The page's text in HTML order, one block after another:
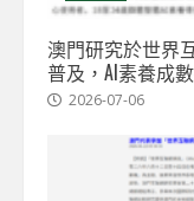
澳門研究於世界
普及，AI素養成
2026-07-06